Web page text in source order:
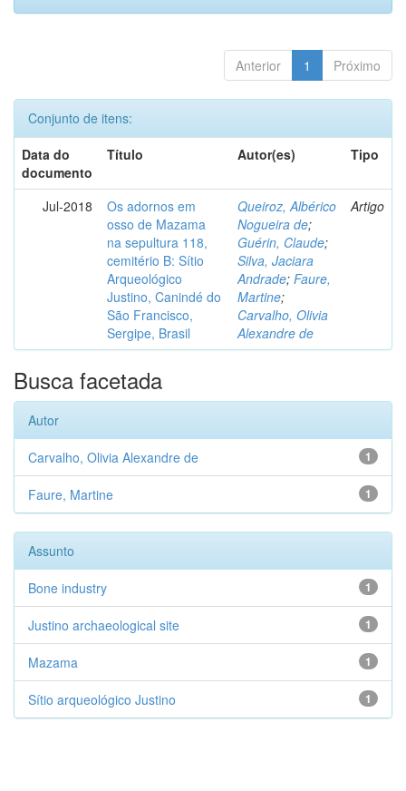
Anterior 1 Próximo
Conjunto de itens:
Data do
documento
Título Autor(es) Tipo
Jul-2018
Os adornos em
osso de Mazama
na sepultura 118,
cemitério B: Sítio
Arqueológico
Justino, Canindé do
São Francisco,
Sergipe, Brasil
Queiroz, Albérico
Nogueira de;
Guérin, Claude;
Silva, Jaciara
Andrade; Faure,
Martine;
Carvalho, Olivia
Alexandre de
Artigo
Busca facetada
Autor
1
Carvalho, Olivia Alexandre de
1
Faure, Martine
Assunto
1
Bone industry
1
Justino archaeological site
1
Mazama
1
Sítio arqueológico Justino